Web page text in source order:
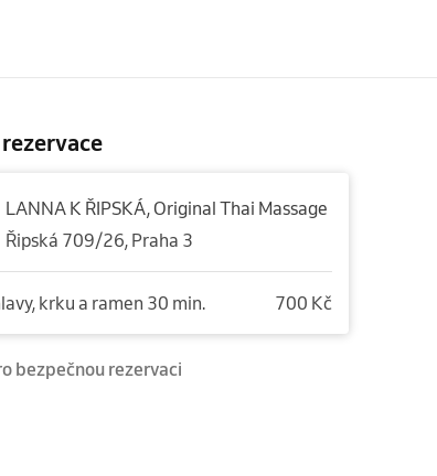
LANNA K ŘIPSKÁ, Original Thai Massage
Řipská 709/26, Praha 3
krku a ramen 30 min. 700 Kč
bezpečnou rezervaci